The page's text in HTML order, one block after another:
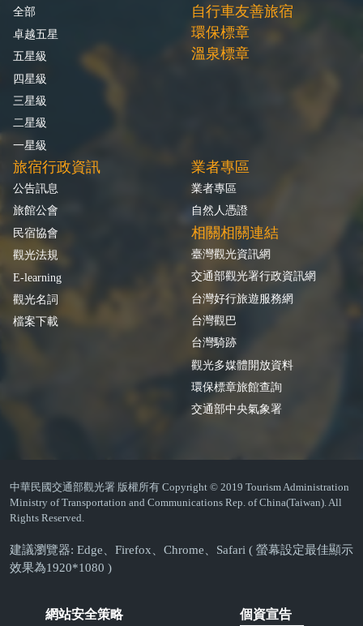
全部
卓越五星
五星級
四星級
三星級
二星級
一星級
自行車友善旅宿
環保標章
溫泉標章
旅宿行政資訊
公告訊息
旅館公會
民宿協會
觀光法規
E-learning
觀光名詞
檔案下載
業者專區
業者專區
自然人憑證
相關相關連結
臺灣觀光資訊網
交通部觀光署行政資訊網
台灣好行旅遊服務網
台灣觀巴
台灣騎跡
觀光多媒體開放資料
環保標章旅館查詢
交通部中央氣象署
中華民國交通部觀光署 版權所有 Copyright © 2019 Tourism Administration
Ministry of Transportation and Communications Rep. of China(Taiwan). All
Rights Reserved.
建議瀏覽器: Edge、Firefox、Chrome、Safari ( 螢幕設定最佳顯示
效果為1920*1080 )
網站安全策略 個資宣告